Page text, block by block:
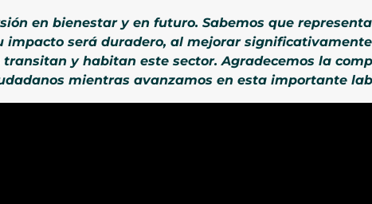
en bienestar y en futuro. Sabemos que
impacto será duradero, al mejorar
y habitan este sector. Agradecemos la
mientras avanzamos en esta importante